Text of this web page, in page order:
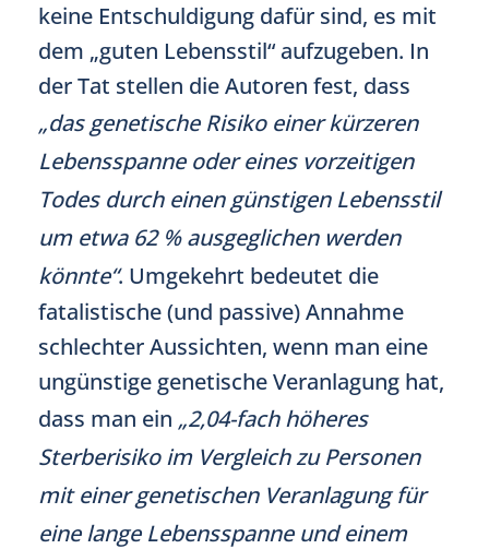
keine Entschuldigung dafür sind, es mit
dem „guten Lebensstil“ aufzugeben. In
der Tat stellen die Autoren fest, dass
„das genetische Risiko einer kürzeren
Lebensspanne oder eines vorzeitigen
Todes durch einen günstigen Lebensstil
um etwa 62 % ausgeglichen werden
könnte“. Umgekehrt bedeutet die
fatalistische (und passive) Annahme
schlechter Aussichten, wenn man eine
ungünstige genetische Veranlagung hat,
dass man ein „2,04-fach höheres
Sterberisiko im Vergleich zu Personen
mit einer genetischen Veranlagung für
eine lange Lebensspanne und einem